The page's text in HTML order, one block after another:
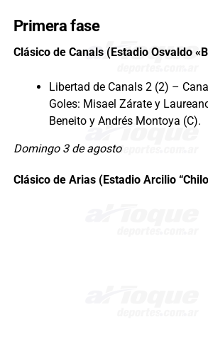
Primera fase
Clásico de Canals (Estadio Osvaldo
Libertad de Canals 2 (2) –
Goles: Misael Zárate y
Beneito y Andrés Montoya (C).
Domingo 3 de agosto
Clásico de Arias (Estadio Arcilio